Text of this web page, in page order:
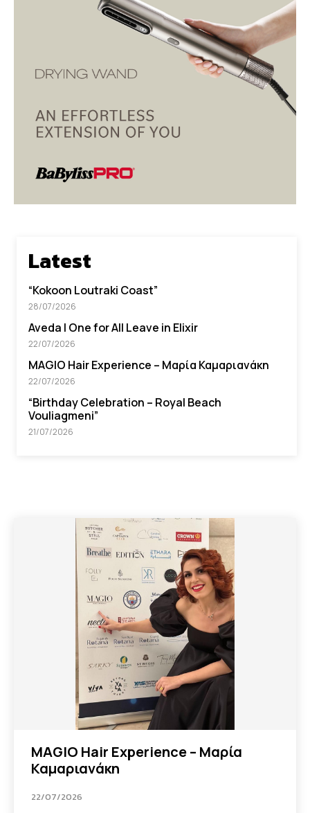
Latest
“Kokoon Loutraki Coast”
28/07/2026
Aveda I One for All Leave in Elixir
22/07/2026
MAGIO Hair Experience – Μαρία Καμαριανάκη
22/07/2026
“Βirthday Celebration – Royal Beach
Vouliagmeni”
21/07/2026
MAGIO Hair Experience – Μαρία
Καμαριανάκη
22/07/2026